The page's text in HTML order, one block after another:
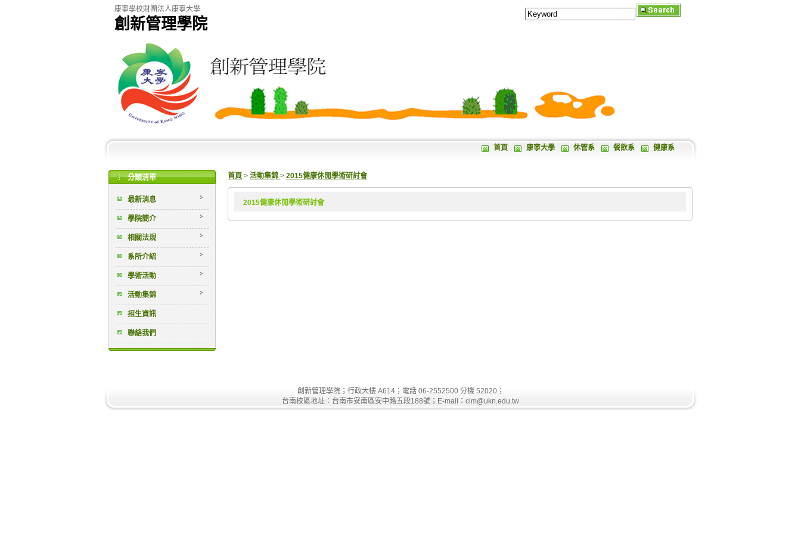
創新管理學院
康寧學校財團法人康寧大學
首頁 康寧大學 休管系 餐飲系 健康系
分類清單
最新消息
學院簡介
相關法規
系所介紹
學術活動
活動集錦
招生資訊
聯絡我們
首頁 > 活動集錦 > 2015健康休閒學術研討會
2015健康休閒學術研討會
創新管理學院；行政大樓 A614；電話 06-2552500 分機 52020；
台南校區地址：台南市安南區安中路五段188號；E-mail：cim@ukn.edu.tw